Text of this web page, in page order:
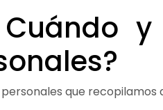
personales que